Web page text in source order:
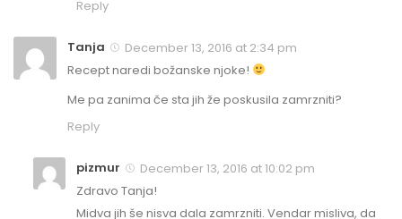
Reply
Tanja
December 13, 2016 at 2:34 pm
Recept naredi božanske njoke!
Me pa zanima če sta jih že poskusila zamrzniti?
Reply
pizmur
December 13, 2016 at 10:02 pm
Zdravo Tanja!
Midva jih še nisva dala zamrzniti. Vendar misliva, da